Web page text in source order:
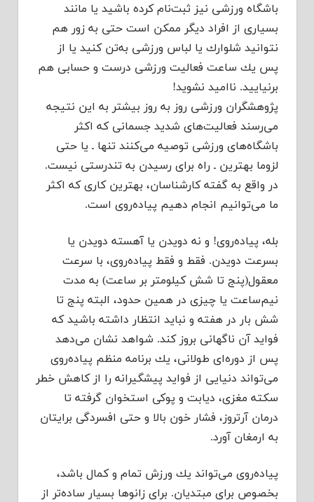
باشگاه ورزشی نیز ثبت‌نام كرده باشید یا مانند
بسیاری از افراد دیگر ممكن است حتی به زور هم
نتوانید شلوارك یا لباس ورزشی به‌تن كنید یا از
پس یك ساعت فعالیت ورزشی درست و حسابی هم
برنیایید. ناامید نشوید!
پژوهشگران ورزشی روز به روز بیشتر به این نتیجه
می‌رسند فعالیت‌های شدید جسمانی كه اكثر
باشگاه‌های ورزشی توصیه می‌كنند تنها ـ یا حتی
لزوما بهترین ـ راه برای رسیدن به تندرستی نیست.
در واقع به گفته كارشناسان، بهترین كاری كه اكثر
ما می‌توانیم انجام دهیم پیاده‌روی است.
بله، پیاده‌روی! و نه دویدن یا آهسته دویدن یا
بسرعت دویدن. فقط و فقط پیاده‌روی، با سرعت
معقول‌(پنج تا شش كیلومتر بر ساعت) به مدت
نیم‌ساعت یا چیزی در همین حدود، البته پنج تا
شش بار در هفته و نباید انتظار داشته باشید كه
فواید آن ناگهانی بروز كند. شواهد نشان می‌دهد
پس از دوره‌ای طولانی، یك برنامه منظم پیاده‌روی
می‌تواند دنیایی از فواید پیشگیرانه را از كاهش خطر
سكته مغزی، دیابت و پوكی استخوان گرفته تا
درمان آرتروز، فشار خون بالا و حتی افسردگی برایتان
به ارمغان آورد.
پیاده‌روی می‌تواند یك ورزش تمام و كمال باشد،
بخصوص برای مبتدیان. برای زانو‌ها بسیار ساده‌تر از